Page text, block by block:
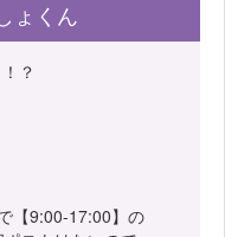
ょくん
？
【9:00-17:00】の